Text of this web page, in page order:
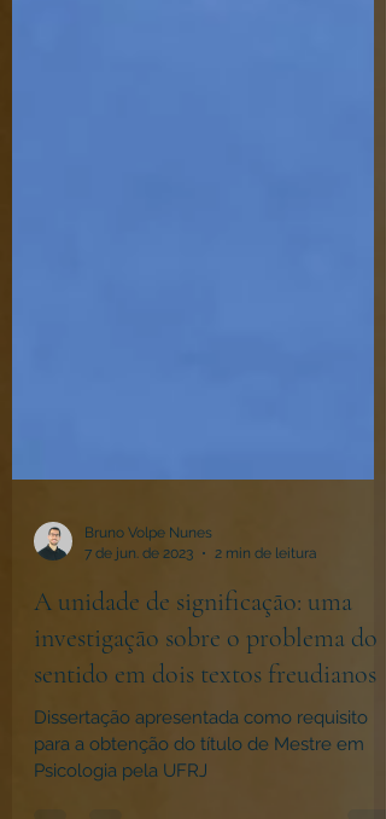
7 de jun. de 2023
2 min de leitura
A unidade de significação: uma
investigação sobre o problema do
sentido em dois textos freudianos
Dissertação apresentada como requisito
para a obtenção do título de Mestre em